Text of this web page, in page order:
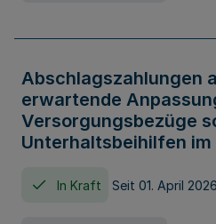
Abschlagszahlungen
erwartende
Versorgungsbezüge
Unterhaltsbeihilfen
In Kraft Seit 01. April 2026